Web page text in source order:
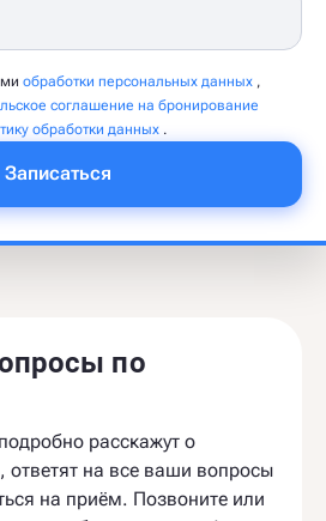
обработки персональных данных ,
соглашение на бронирование
обработки данных .
Записаться
по
расскажут о
ответят на все ваши вопросы
на приём. Позвоните или